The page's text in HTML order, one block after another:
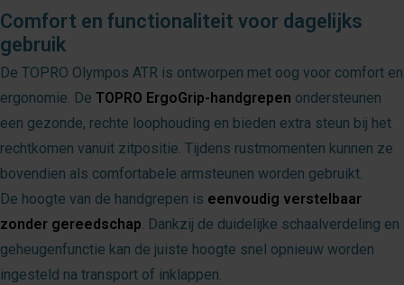
Comfort en functionaliteit voor dagelijks
gebruik
De TOPRO Olympos ATR is ontworpen met oog voor comfort en
ergonomie. De TOPRO ErgoGrip-handgrepen ondersteunen
een gezonde, rechte loophouding en bieden extra steun bij het
rechtkomen vanuit zitpositie. Tijdens rustmomenten kunnen ze
bovendien als comfortabele armsteunen worden gebruikt.
De hoogte van de handgrepen is eenvoudig verstelbaar
zonder gereedschap. Dankzij de duidelijke schaalverdeling en
geheugenfunctie kan de juiste hoogte snel opnieuw worden
ingesteld na transport of inklappen.